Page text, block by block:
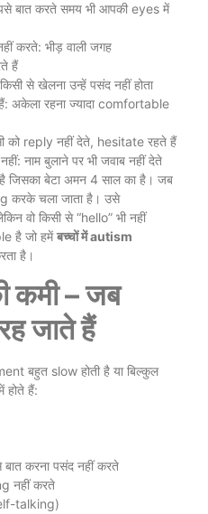
बात करते समय भी आपकी eyes में
करते: भीड़ वाली जगह
हैं
से खेलना उन्हें पसंद नहीं होता
अकेला रहना ज्यादा comfortable
को reply नहीं देते, hesitate रहते हैं
नाम बुलाने पर भी जवाब नहीं देते
जिसका बेटा अमन 4 साल का है। जब
करके चला जाता है। उसे
वो किसी से “hello” भी नहीं
है जो हमेंबच्चों में autism
है।
कमी – जब
जाते हैं
बहुत slow होती है या बिल्कुल
होते हैं:
करना पसंद नहीं करते
नहीं करते
talking)